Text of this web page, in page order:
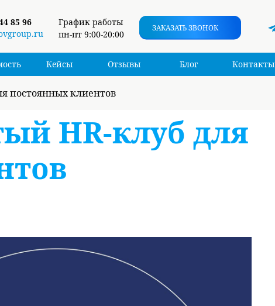
Кейсы Отзывы Контакты
Блог
ЗАКАЗАТЬ ЗВОНОК
85 96
График работы
пн-пт 9:00-20:00
постоянных клиентов
HR-клуб для